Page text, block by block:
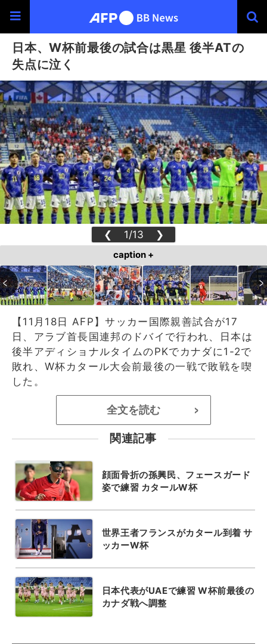
日本、W杯前最後の試合は黒星 後半ATの
失点に泣く
❮ 1/13 ❯
caption +
【11月18日 AFP】サッカー国際親善試合が17
日、アラブ首長国連邦のドバイで行われ、日本は
後半アディショナルタイムのPKでカナダに1-2で
敗れ、W杯カタール大会前最後の一戦で敗戦を喫
した。
全文を読む >
関連記事
顔面骨折の孫興民、フェースガード
姿で練習 カタールW杯
世界王者フランスがカタール到着 サ
ッカーW杯
日本代表がUAEで練習 W杯前最後の
カナダ戦へ調整